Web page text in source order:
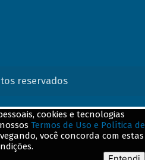
reservados
cookies e tecnologias
Termos de Uso e Política de
você concorda com estas